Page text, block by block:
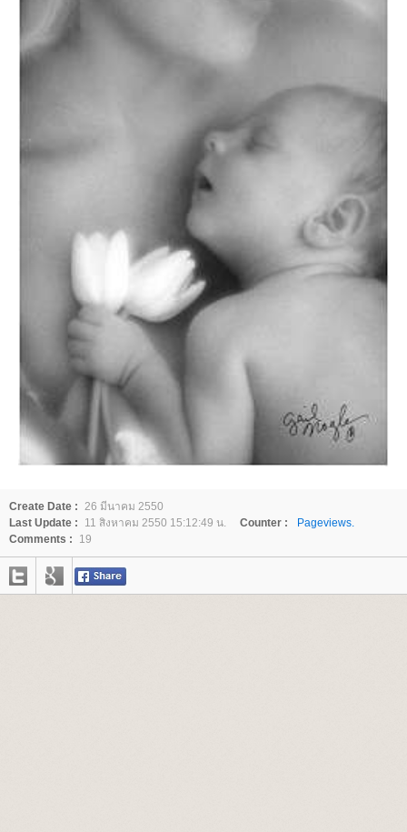
Create Date :
26 มีนาคม 2550
Last Update :
11 สิงหาคม 2550 15:12:49 น. Counter :
Pageviews.
Comments :
19